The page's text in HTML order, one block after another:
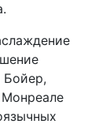
Бойер,